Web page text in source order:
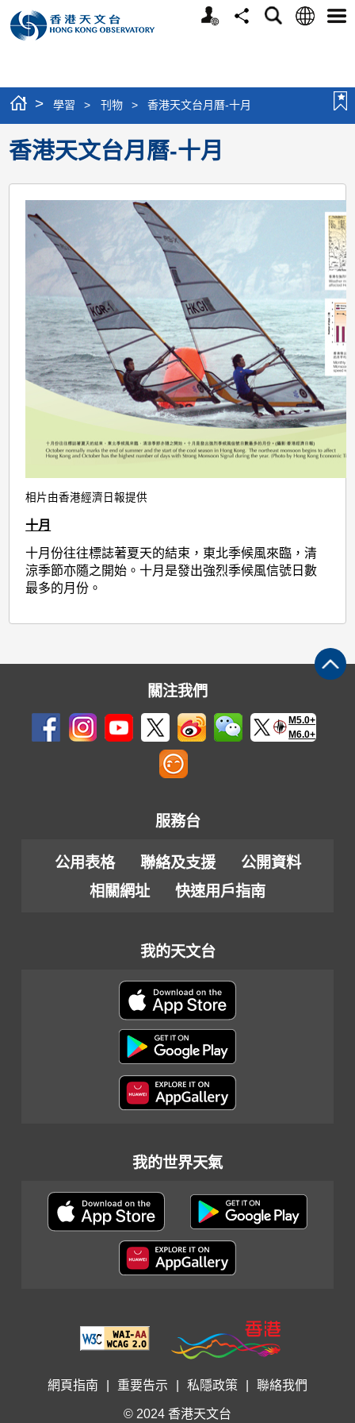
個
分
搜
語
選
> 學習 > 刊物 > 香港天文台月曆-十月
香港天文台月曆-十月
相片由香港經濟日報提供
十月
十月份往往標誌著夏天的結束，東北季候風來臨，清
涼季節亦隨之開始。十月是發出強烈季候風信號日數
最多的月份。
關注我們
M5.0+
M6.0+
服務台
公用表格 聯絡及支援
公開資料
相關網址
快速用戶指南
我的天文台
我的世界天氣
網頁指南 重要告示 私隱政策 聯絡我們
© 2024 香港天文台